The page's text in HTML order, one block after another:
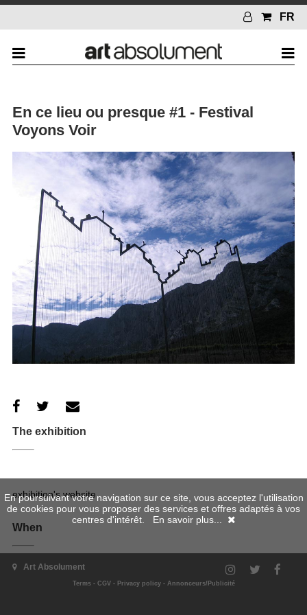
FR
En ce lieu ou presque #1 - Festival
Voyons Voir
The exhibition
exhibition's website
When
11/06/2011 - 02/10/2011
Art Absolument
Terms- CGV- Privacy policy- Annonceurs/Publicité
En poursuivant votre navigation sur ce site, vous acceptez l'utilisation
de cookies pour vous proposer des services et offres adaptés à vos
centres d'intérêt. En savoir plus...